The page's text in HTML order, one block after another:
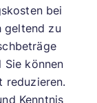
bei
geltend zu
können
reduzieren.
Kenntnis